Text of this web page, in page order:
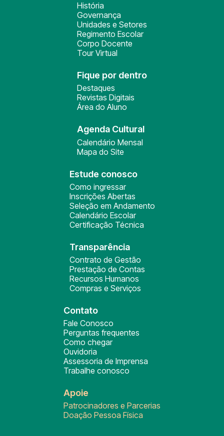
História
Governança
Unidades e Setores
Regimento Escolar
Corpo Docente
Tour Virtual
Fique por dentro
Destaques
Revistas Digitais
Área do Aluno
Agenda Cultural
Calendário Mensal
Mapa do Site
Estude conosco
Como ingressar
Inscrições Abertas
Seleção em Andamento
Calendário Escolar
Certificação Técnica
Transparência
Contrato de Gestão
Prestação de Contas
Recursos Humanos
Compras e Serviços
Contato
Fale Conosco
Perguntas frequentes
Como chegar
Ouvidoria
Assessoria de Imprensa
Trabalhe conosco
Apoie
Patrocinadores e Parcerias
Doação Pessoa Física